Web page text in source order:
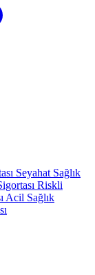
Seyahat Sağlık
Riskli
Acil Sağlık